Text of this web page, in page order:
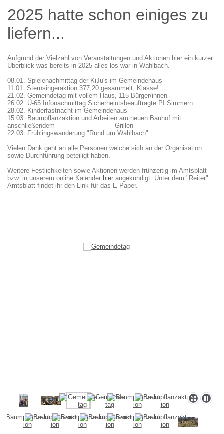
2025 hatte schon einiges zu
liefern...
Aufgrund der Vielzahl von Veranstaltungen und Aktionen hier ein kurzer
Überblick was bereits in 2025 alles los war in Wahlbach.
08.01. Spielenachmittag der KiJu's im Gemeindehaus
11.01. Sternsingeraktion 377,20 gesammelt, Klasse!
21.02. Gemeindetag mit vollem Haus, 115 Bürger/innen
26.02. Ü-65 Infonachmittag Sicherheiutsbeauftragte PI Simmern
28.02. Kinderfastnacht im Gemeindehaus
15.03. Baumpflanzaktion und Arbeiten am neuen Bauhof mit
anschließendem Grillen
22.03. Frühlingswanderung "Rund um Wahlbach"
Vielen Dank geht an alle Personen welche sich an der Organisation
sowie Durchführung beteiligt haben.
Weitere Festlichkeiten sowie Aktionen werden frühzeitig im Amtsblatt
bzw. in unserem online Kalender hier angekündigt. Unter dem "Reiter"
Amtsblatt findet ihr den Link für das E-Paper.